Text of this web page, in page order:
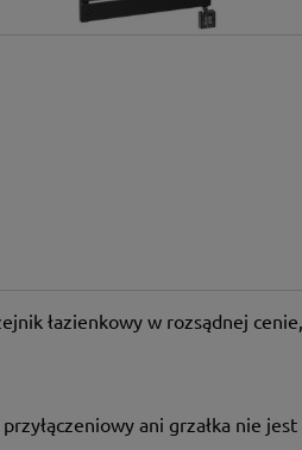
łazienkowy w rozsądnej
ani grzałka nie